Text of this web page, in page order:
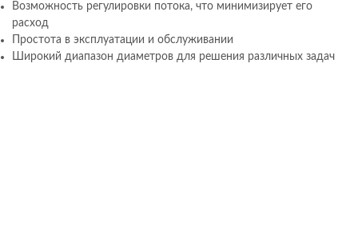
Возможность регулировки потока, что минимизирует его
расход
Простота в эксплуатации и обслуживании
Широкий диапазон диаметров для решения различных задач